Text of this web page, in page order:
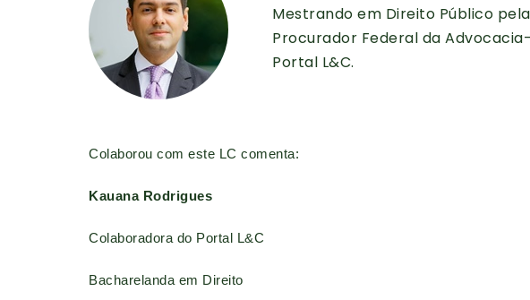
Mestrando em Direito Público
Procurador Federal da
Portal L&C.
Colaborou com este LC comenta:
Kauana Rodrigues
Colaboradora do Portal L&C
Bacharelanda em Direito